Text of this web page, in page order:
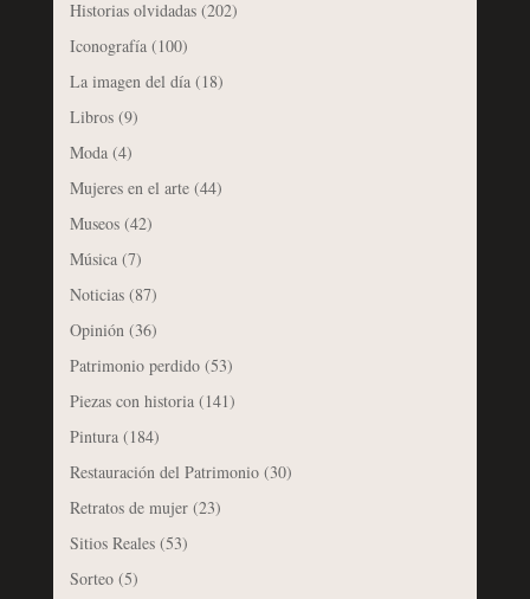
Historias olvidadas(202)
Iconografía(100)
La imagen del día(18)
Libros(9)
Moda(4)
Mujeres en el arte(44)
Museos(42)
Música(7)
Noticias(87)
Opinión(36)
Patrimonio perdido(53)
Piezas con historia(141)
Pintura(184)
Restauración del Patrimonio(30)
Retratos de mujer(23)
Sitios Reales(53)
Sorteo(5)